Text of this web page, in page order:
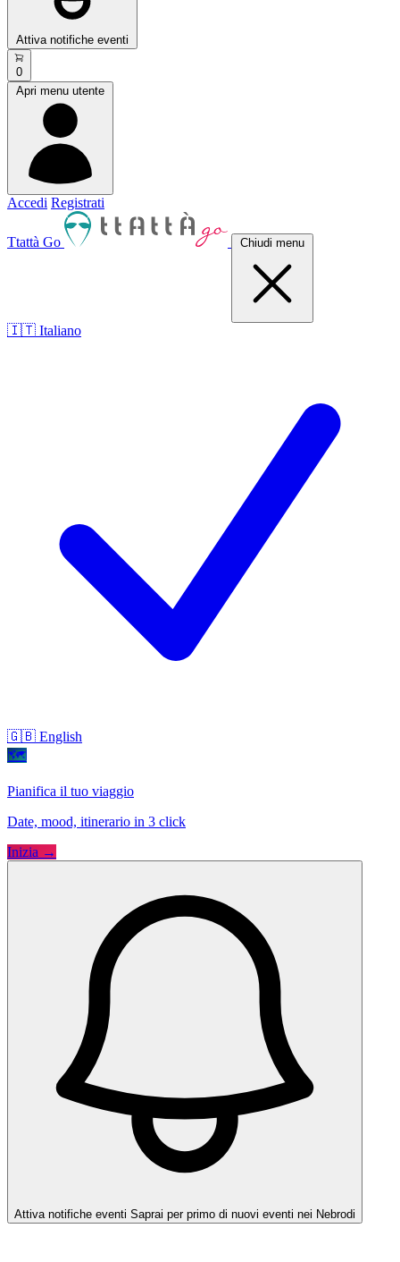
Attiva notifiche eventi
0
Apri menu utente
Accedi Registrati
Ttattà Go Chiudi menu
🇮🇹 Italiano
🇬🇧 English
🗺
Pianifica il tuo viaggio
Date, mood, itinerario in 3 click
Inizia →
Attiva notifiche eventi Saprai per primo di nuovi eventi nei Nebrodi